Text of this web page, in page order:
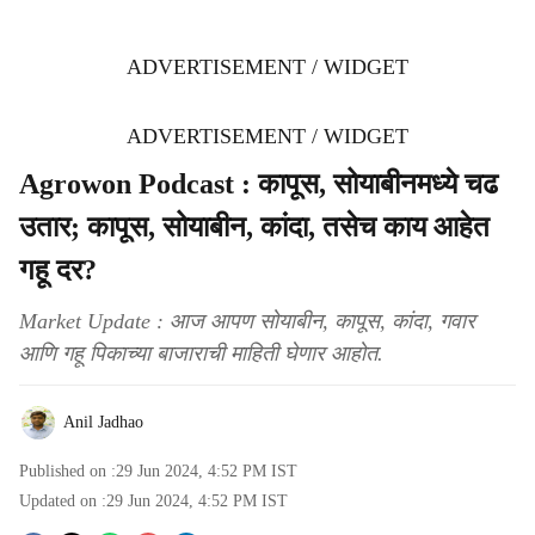
ADVERTISEMENT / WIDGET
ADVERTISEMENT / WIDGET
Agrowon Podcast : कापूस, सोयाबीनमध्ये चढ
उतार; कापूस, सोयाबीन, कांदा, तसेच काय आहेत
गहू दर?
Market Update : आज आपण सोयाबीन, कापूस, कांदा, गवार
आणि गहू पिकाच्या बाजाराची माहिती घेणार आहोत.
Anil Jadhao
Published on :29 Jun 2024, 4:52 PM IST
Updated on :29 Jun 2024, 4:52 PM IST